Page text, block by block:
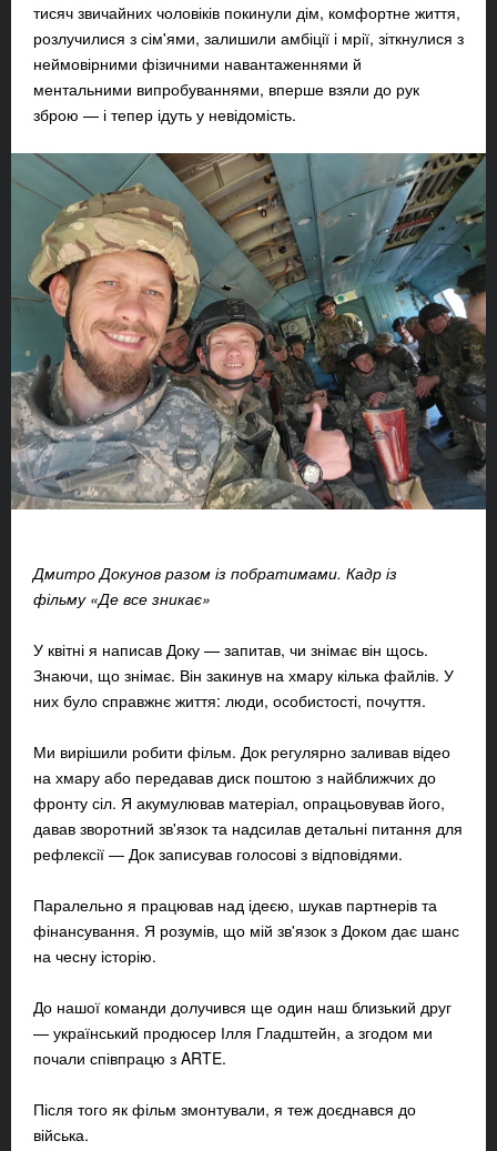
тисяч звичайних чоловіків покинули дім, комфортне життя,
розлучилися з сім'ями, залишили амбіції і мрії, зіткнулися з
неймовірними фізичними навантаженнями й
ментальними випробуваннями, вперше взяли до рук
зброю — і тепер ідуть у невідомість.
Дмитро Докунов разом із побратимами. Кадр із
фільму «Де все зникає»
У квітні я написав Доку — запитав, чи знімає він щось.
Знаючи, що знімає. Він закинув на хмару кілька файлів. У
них було справжнє життя: люди, особистості, почуття.
Ми вирішили робити фільм. Док регулярно заливав відео
на хмару або передавав диск поштою з найближчих до
фронту сіл. Я акумулював матеріал, опрацьовував його,
давав зворотний зв'язок та надсилав детальні питання для
рефлексії — Док записував голосові з відповідями.
Паралельно я працював над ідеєю, шукав партнерів та
фінансування. Я розумів, що мій зв'язок з Доком дає шанс
на чесну історію.
До нашої команди долучився ще один наш близький друг
— український продюсер Ілля Гладштейн, а згодом ми
почали співпрацю з ARTE.
Після того як фільм змонтували, я теж доєднався до
війська.